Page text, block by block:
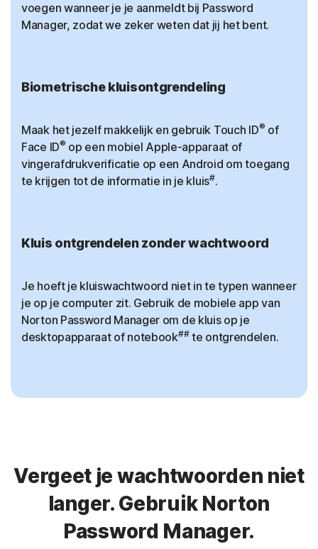
voegen wanneer je je aanmeldt bij Password
Manager, zodat we zeker weten dat jij het bent.
Biometrische kluisontgrendeling
Maak het jezelf makkelijk en gebruik Touch ID® of
Face ID® op een mobiel Apple-apparaat of
vingerafdrukverificatie op een Android om toegang
te krijgen tot de informatie in je kluis#.
Kluis ontgrendelen zonder wachtwoord
Je hoeft je kluiswachtwoord niet in te typen wanneer
je op je computer zit. Gebruik de mobiele app van
Norton Password Manager om de kluis op je
desktopapparaat of notebook##te ontgrendelen.
Vergeet je wachtwoorden niet
langer. Gebruik Norton
Password Manager.